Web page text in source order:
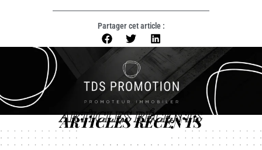
Partager cet article :
ARTICLES RÉCENTS
ARTICLES RÉCENTS